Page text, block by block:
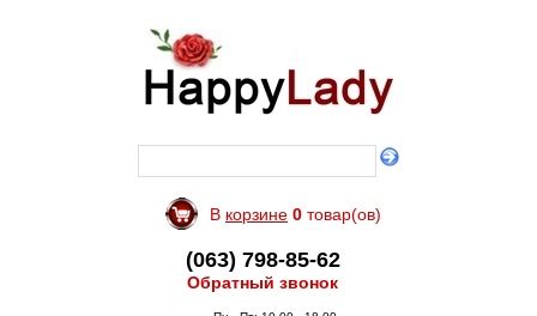
В корзине 0 товар(ов)
(063) 798-85-62
Обратный звонок